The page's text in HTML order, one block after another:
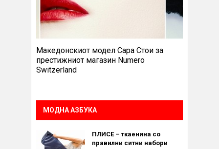
Македонскиот модел Сара Стои за
престижниот магазин Numero
Switzerland
МОДНА АЗБУКА
ПЛИСЕ – ткаенина со
правилни ситни набори